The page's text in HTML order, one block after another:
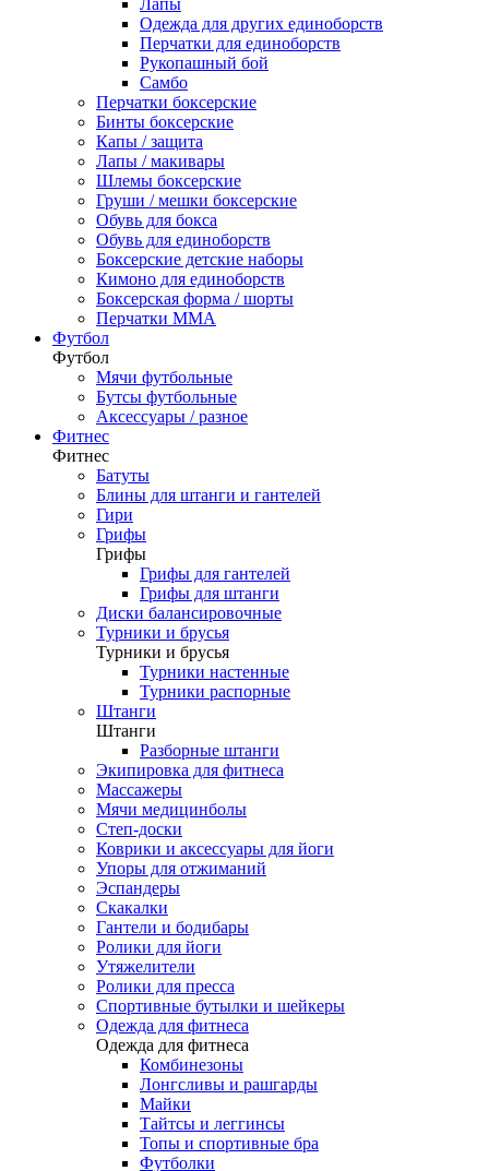
Лапы
Одежда для других единоборств
Перчатки для единоборств
Рукопашный бой
Самбо
Перчатки боксерские
Бинты боксерские
Капы / защита
Лапы / макивары
Шлемы боксерские
Груши / мешки боксерские
Обувь для бокса
Обувь для единоборств
Боксерские детские наборы
Кимоно для единоборств
Боксерская форма / шорты
Перчатки ММА
Футбол
Футбол
Мячи футбольные
Бутсы футбольные
Аксессуары / разное
Фитнес
Фитнес
Батуты
Блины для штанги и гантелей
Гири
Грифы
Грифы
Грифы для гантелей
Грифы для штанги
Диски балансировочные
Турники и брусья
Турники и брусья
Турники настенные
Турники распорные
Штанги
Штанги
Разборные штанги
Экипировка для фитнеса
Массажеры
Мячи медицинболы
Степ-доски
Коврики и аксессуары для йоги
Упоры для отжиманий
Эспандеры
Скакалки
Гантели и бодибары
Ролики для йоги
Утяжелители
Ролики для пресса
Спортивные бутылки и шейкеры
Одежда для фитнеса
Одежда для фитнеса
Комбинезоны
Лонгсливы и рашгарды
Майки
Тайтсы и леггинсы
Топы и спортивные бра
Футболки